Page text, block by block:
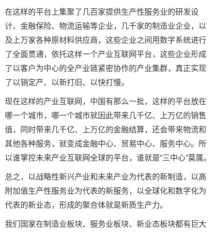
在这样的平台上集聚了几百家提供生产性服务业的研发设
计、金融保险、物流运输等企业，几千家的制造业企业，以
及上万家各种原材料供应商，这些企业之间用数字系统进行
了全面贯通，依托这样一个产业互联网平台，这些企业形成
了以客户为中心的全产业链紧密协作的产业集群，真正实现
了以销定产、以新打旧、以快打慢。
现在这样的产业互联网，中国有那么一批，这样的平台放在
哪一个城市，哪一个城市就因此带来几千亿、上万亿的销售
值，同时带来几千亿、上万亿的金融结算，还会带来物流和
其他各种服务，就变成金融中心、贸易中心、服务中心。所
以谁掌控未来产业互联网全球的平台，谁就是“三中心”莫属。
总之，以战略性新兴产业和未来产业为代表的新制造，以高
附加值生产性服务业为代表的新服务，以全球化和数字化为
代表的新业态，形成的聚合体就是新质生产力。
我们国家在制造业板块、服务业板块、新业态板块都有巨大